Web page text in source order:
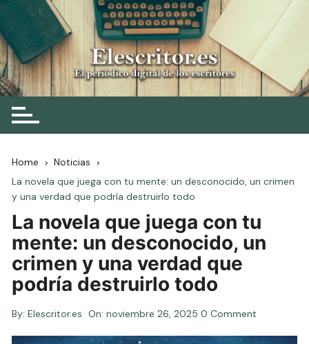
Skip
to
content
Elescritor.es
El periódico digital de los escritores
Home
Noticias
La novela que juega con tu mente: un desconocido, un crimen
y una verdad que podría destruirlo todo
La novela que juega con tu
mente: un desconocido, un
crimen y una verdad que
podría destruirlo todo
By: Elescritor.es On:noviembre 26, 2025 0 Comment